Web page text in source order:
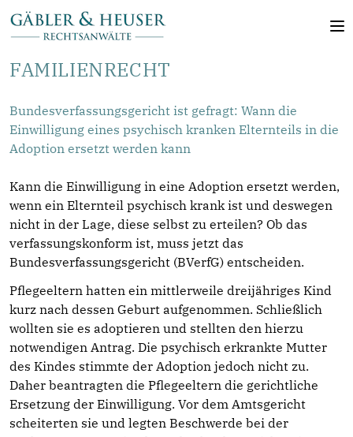
FAMILIENRECHT
Bundesverfassungsgericht ist gefragt: Wann die
Einwilligung eines psychisch kranken Elternteils in die
Adoption ersetzt werden kann
Kann die Einwilligung in eine Adoption ersetzt werden,
wenn ein Elternteil psychisch krank ist und deswegen
nicht in der Lage, diese selbst zu erteilen? Ob das
verfassungskonform ist, muss jetzt das
Bundesverfassungsgericht (BVerfG) entscheiden.
Pflegeeltern hatten ein mittlerweile dreijähriges Kind
kurz nach dessen Geburt aufgenommen. Schließlich
wollten sie es adoptieren und stellten den hierzu
notwendigen Antrag. Die psychisch erkrankte Mutter
des Kindes stimmte der Adoption jedoch nicht zu.
Daher beantragten die Pflegeeltern die gerichtliche
Ersetzung der Einwilligung. Vor dem Amtsgericht
scheiterten sie und legten Beschwerde bei der